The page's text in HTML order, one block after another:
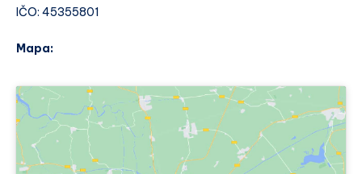
IČO: 45355801
Mapa: